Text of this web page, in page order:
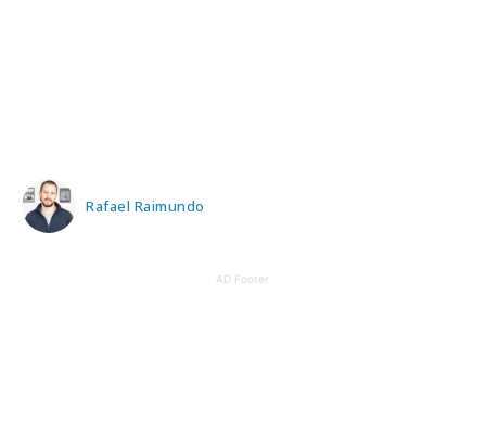
Rafael Raimundo
AD Footer